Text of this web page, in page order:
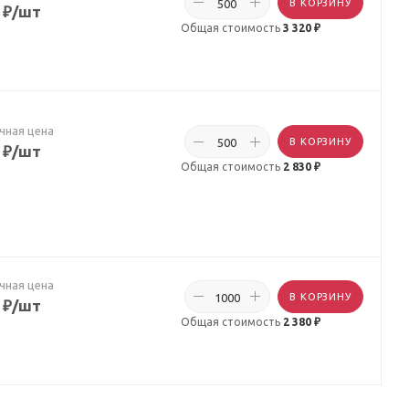
₽/шт
В КОРЗИНУ
Общая стоимость 3 320 ₽
цена
₽/шт
В КОРЗИНУ
Общая стоимость 2 830 ₽
цена
₽/шт
В КОРЗИНУ
Общая стоимость 2 380 ₽